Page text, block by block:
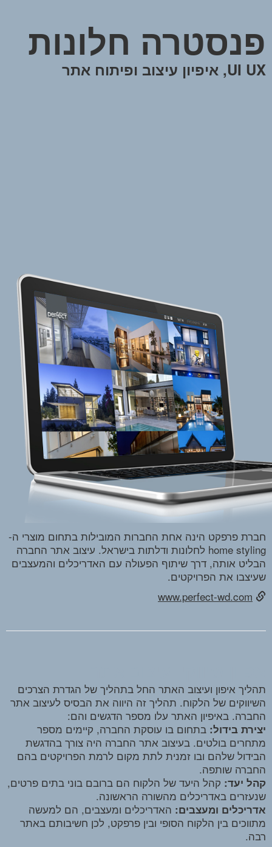
פנסטרה חלונות
UI UX, איפיון עיצוב ופיתוח אתר
חברת פרפקט הינה אחת החברות המובילות בתחום מוצרי ה-
home styling לחלונות ודלתות בישראל. עיצוב אתר החברה
הבליט אותה, דרך שיתוף הפעולה עם האדריכלים והמעצבים
שעיצבו את הפרויקטים.
www.perfect-wd.com
תהליך איפון ועיצוב האתר החל בתהליך של הגדרת הצרכים
השיווקים של הלקוח. תהליך זה היווה את הבסיס לעיצוב אתר
החברה. באיפיון האתר עלו מספר הדגשים והם:
יצירת בידול: בתחום בו עוסקת החברה, קיימים מספר
מתחרים בולטים. בעיצוב אתר החברה היה צורך בהדגשת
הבידול שלהם ובו זמנית לתת מקום לרמת הפרויקטים בהם
החברה שותפה.
קהל יעד: קהל היעד של הלקוח הם ברובם בוני בתים פרטים,
שנעזרים באדריכלים מהשורה הראשונה.
אדריכלים ומעצבים: האדריכלים ומעצבים, הם למעשה
מתווכים בין הלקוח הסופי ובין פרפקט, לכן חשיבותם באתר
רבה.